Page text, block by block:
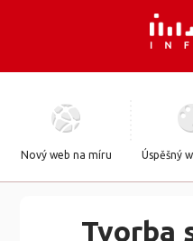
Tvorba
Nový web na míru Úspěšný